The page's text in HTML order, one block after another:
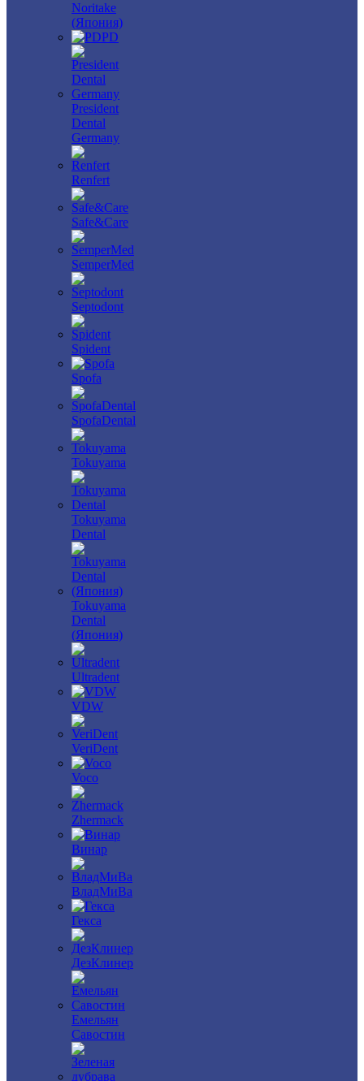
Noritake
(Япония)
PD
President
Dental
Germany
Renfert
Safe&Care
SemperMed
Septodont
Spident
Spofa
SpofaDental
Tokuyama
Tokuyama
Dental
Tokuyama
Dental
(Япония)
Ultradent
VDW
VeriDent
Voco
Zhermack
Винар
ВладМиВа
Гекса
ДезКлинер
Емельян
Савостин